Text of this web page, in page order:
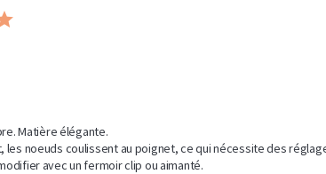
Matière élégante.
les noeuds coulissent au poignet, ce qui nécessite des
avec un fermoir clip ou aimanté.